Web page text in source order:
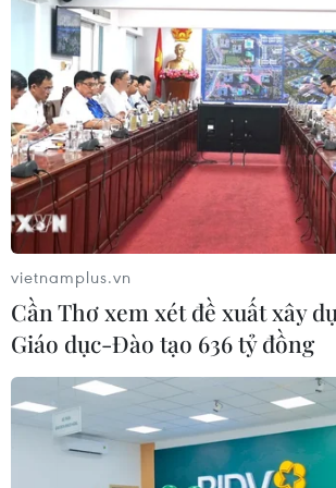
#Vĩnh Phúc #Cho vay nặng lãi
#Tín
#Hiệu cầm đồ
Phú Thọ Vĩnh Phúc
vietnamplus.vn
Cần Thơ xem xét đề xuất xây
Giáo dục-Đào tạo 636 tỷ đồng